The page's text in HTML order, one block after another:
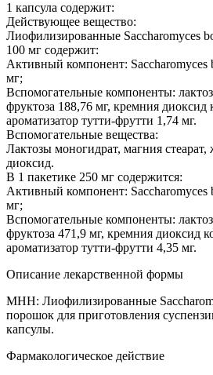
1 капсула содержит:
Действующее вещество:
Лиофилизированные Saccharomyces
100 мг содержит:
Активный компонент: Saccharomyces
мг;
Вспомогательные компоненты:
фруктоза 188,76 мг, кремния диоксид
ароматизатор тутти-фрутти 1,74 мг.
Вспомогательные вещества:
Лактозы моногидрат, магния стеарат,
диоксид.
В 1 пакетике 250 мг содержится:
Активный компонент: Saccharomyces
мг;
Вспомогательные компоненты:
фруктоза 471,9 мг, кремния диоксид
ароматизатор тутти-фрутти 4,35 мг.
Описание лекарственной формы
МНН: Лиофилизированные
порошок для приготовления
капсулы.
Фармакологическое действие